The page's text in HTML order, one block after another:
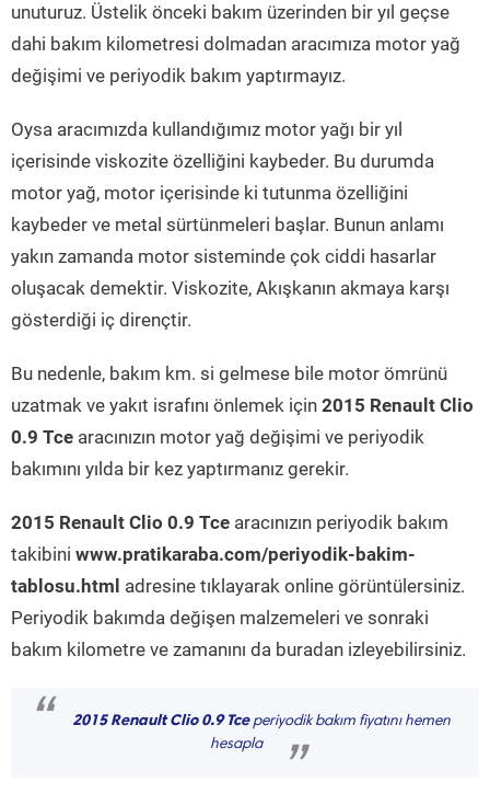
unuturuz. Üstelik önceki bakım üzerinden bir yıl geçse
dahi bakım kilometresi dolmadan aracımıza motor yağ
değişimi ve periyodik bakım yaptırmayız.
Oysa aracımızda kullandığımız motor yağı bir yıl
içerisinde viskozite özelliğini kaybeder. Bu durumda
motor yağ, motor içerisinde ki tutunma özelliğini
kaybeder ve metal sürtünmeleri başlar. Bunun anlamı
yakın zamanda motor sisteminde çok ciddi hasarlar
oluşacak demektir. Viskozite, Akışkanın akmaya karşı
gösterdiği iç dirençtir.
Bu nedenle, bakım km. si gelmese bile motor ömrünü
uzatmak ve yakıt israfını önlemek için 2015 Renault Clio
0.9 Tce aracınızın motor yağ değişimi ve periyodik
bakımını yılda bir kez yaptırmanız gerekir.
2015 Renault Clio 0.9 Tce aracınızın periyodik bakım
takibini www.pratikaraba.com/periyodik-bakim-
tablosu.html adresine tıklayarak online görüntülersiniz.
Periyodik bakımda değişen malzemeleri ve sonraki
bakım kilometre ve zamanını da buradan izleyebilirsiniz.
“ 2015 Renault Clio 0.9 Tceperiyodik bakım fiyatını hemen
hesapla
”